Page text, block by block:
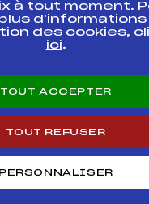
professionnel
à tout moment.
d'informations
des cookies,
ici.
TOUT ACCEPTER
TOUT REFUSER
PERSONNALISER